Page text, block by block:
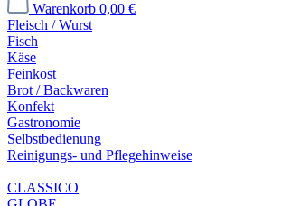
Warenkorb 0,00 €
Fleisch / Wurst
Fisch
Käse
Feinkost
Brot / Backwaren
Konfekt
Gastronomie
Selbstbedienung
Reinigungs- und Pflegehinweise
CLASSICO